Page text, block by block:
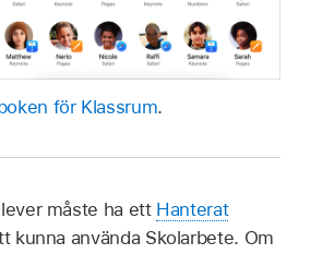
för Klassrum.
måste ha ett Hanterat
kunna använda Skolarbete. Om